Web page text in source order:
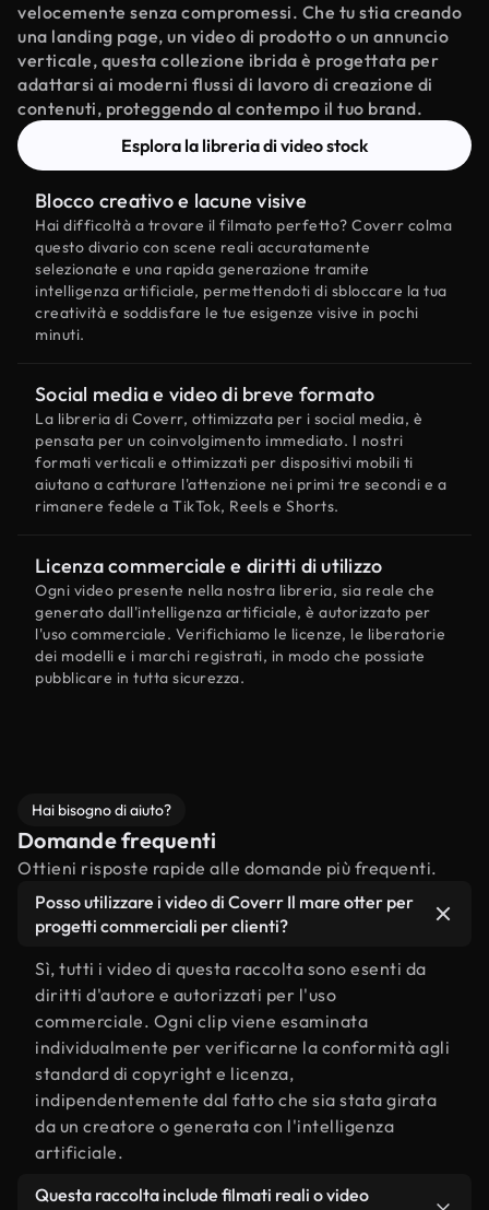
velocemente senza compromessi. Che tu stia creando
una landing page, un video di prodotto o un annuncio
verticale, questa collezione ibrida è progettata per
adattarsi ai moderni flussi di lavoro di creazione di
contenuti, proteggendo al contempo il tuo brand.
Esplora la libreria di video stock
Blocco creativo e lacune visive
Hai difficoltà a trovare il filmato perfetto? Coverr colma
questo divario con scene reali accuratamente
selezionate e una rapida generazione tramite
intelligenza artificiale, permettendoti di sbloccare la tua
creatività e soddisfare le tue esigenze visive in pochi
minuti.
Social media e video di breve formato
La libreria di Coverr, ottimizzata per i social media, è
pensata per un coinvolgimento immediato. I nostri
formati verticali e ottimizzati per dispositivi mobili ti
aiutano a catturare l'attenzione nei primi tre secondi e a
rimanere fedele a TikTok, Reels e Shorts.
Licenza commerciale e diritti di utilizzo
Ogni video presente nella nostra libreria, sia reale che
generato dall'intelligenza artificiale, è autorizzato per
l'uso commerciale. Verifichiamo le licenze, le liberatorie
dei modelli e i marchi registrati, in modo che possiate
pubblicare in tutta sicurezza.
Hai bisogno di aiuto?
Domande frequenti
Ottieni risposte rapide alle domande più frequenti.
Posso utilizzare i video di Coverr Il mare otter per
progetti commerciali per clienti?
Sì, tutti i video di questa raccolta sono esenti da
diritti d'autore e autorizzati per l'uso
commerciale. Ogni clip viene esaminata
individualmente per verificarne la conformità agli
standard di copyright e licenza,
indipendentemente dal fatto che sia stata girata
da un creatore o generata con l'intelligenza
artificiale.
Questa raccolta include filmati reali o video